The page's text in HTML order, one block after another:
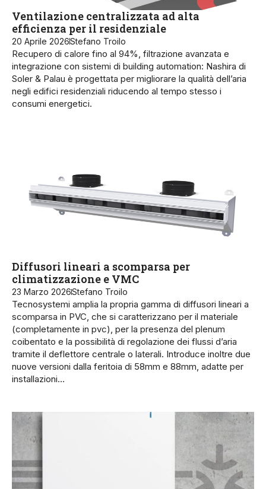
Ventilazione centralizzata ad alta
efficienza per il residenziale
20 Aprile 2026Stefano Troilo
Recupero di calore fino al 94%, filtrazione avanzata e
integrazione con sistemi di building automation: Nashira di
Soler & Palau è progettata per migliorare la qualità dell’aria
negli edifici residenziali riducendo al tempo stesso i
consumi energetici.
Diffusori lineari a scomparsa per
climatizzazione e VMC
23 Marzo 2026Stefano Troilo
Tecnosystemi amplia la propria gamma di diffusori lineari a
scomparsa in PVC, che si caratterizzano per il materiale
(completamente in pvc), per la presenza del plenum
coibentato e la possibilità di regolazione dei flussi d’aria
tramite il deflettore centrale o laterali. Introduce inoltre due
nuove versioni dalla feritoia di 58mm e 88mm, adatte per
installazioni…